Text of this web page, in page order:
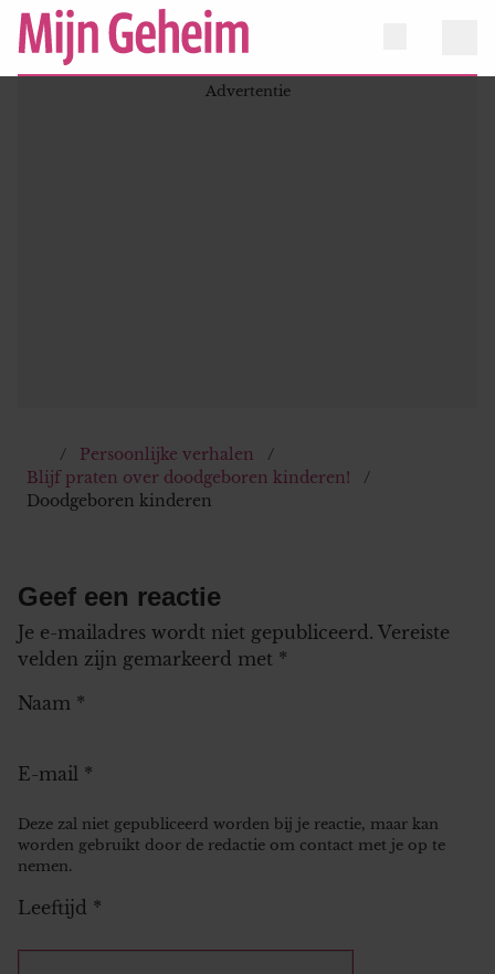
Persoonlijke verhalen
Blijf praten over doodgeboren kinderen!
Doodgeboren kinderen
Geef een reactie
Je e-mailadres wordt niet gepubliceerd. Vereiste
velden zijn gemarkeerd met *
Naam *
E-mail *
Deze zal niet gepubliceerd worden bij je reactie, maar kan
worden gebruikt door de redactie om contact met je op te
nemen.
Leeftijd *